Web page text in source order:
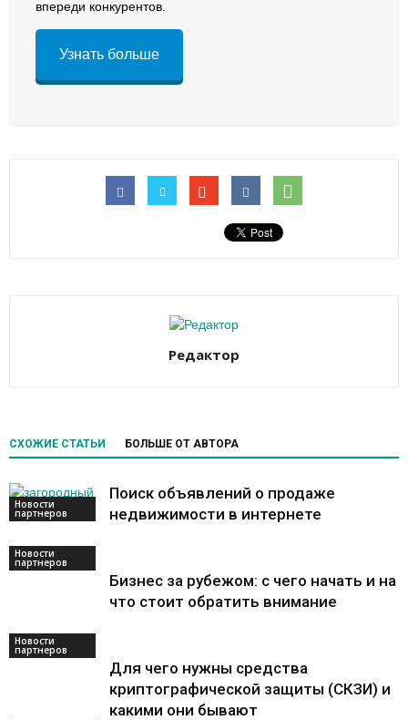
впереди конкурентов.
Узнать больше
Редактор
СХОЖИЕ СТАТЬИ БОЛЬШЕ ОТ АВТОРА
Новости
партнеров
Поиск объявлений о продаже
недвижимости в интернете
Новости
партнеров
Бизнес за рубежом: с чего начать и на
что стоит обратить внимание
Новости
партнеров
Для чего нужны средства
криптографической защиты (СКЗИ) и
какими они бывают